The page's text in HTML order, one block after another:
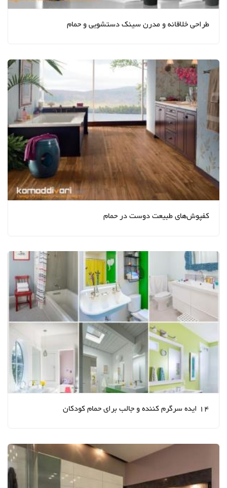
طراحی خلاقانه و مدرن سینک دستشویی و حمام
کفپوش‌های طبیعت دوست در حمام
14 ایده سرگرم کننده و جالب برای حمام کودکان